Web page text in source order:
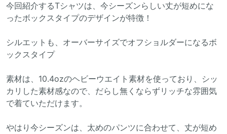
今回紹介するTシャツは、今シーズンらしい丈が短めにな
ったボックスタイプのデザインが特徴！
シルエットも、オーバーサイズでオフショルダーになるボ
ックスタイプ
素材は、10.4ozのヘビーウエイト素材を使っており、シッ
カリした素材感なので、だらし無くならずリッチな雰囲気
で着ていただけます。
やはり今シーズンは、太めのパンツに合わせて、丈が短め